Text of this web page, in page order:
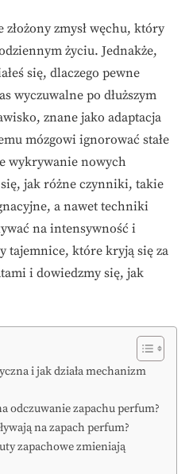
zmysł węchu, który
życiu. Jednakże,
się, dlaczego pewne
wyczuwalne po dłuższym
znane jako adaptacja
mózgowi ignorować stałe
wykrywanie nowych
jak różne czynniki, takie
a nawet techniki
na intensywność i
tajemnice, które kryją się za
i dowiedzmy się, jak
i jak działa mechanizm
odczuwanie zapachu perfum?
na zapach perfum?
zapachowe zmieniają